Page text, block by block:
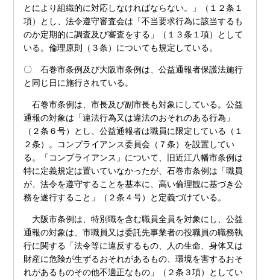
とにより組織的に対応しなければならない。」（１２条１
項）とし、法令遵守審査会は「不当要求行為に該当するも
のか定期的に調査及び審査をする」（１３条１項）として
いる。倫理原則（３条）についても規定している。
〇 石巻市条例及び大阪市条例は、公益通報者保護法施行
と同じ日に施行されている。
石巻市条例は、市長及び副市長も対象にしている。公益
通報の対象は「違法行為又は違法のおそれのある行為」
（２条６号）とし、公益通報者は職員に限定している（１
２条）。コンプライアンス委員会（７条）を設置してい
る。「コンプライアンス」について、旧近江八幡市条例は
特に定義規定は置いていなかったが、石巻市条例は「職員
が、法令を遵守することを基本に、高い倫理観に基づき公
務を遂行すること」（２条４号）と定義づけている。
大阪市条例は、特別職を含む職員全員を対象にし、公益
通報の対象は、市職員又は委託先事業者の役職員の職務執
行に関する「法令等に違反するもの、人の生命、身体又は
財産に危険が生ずるおそれがあるもの、環境を害するおそ
れがあるものその他不適正なもの」（２条３項）としてい